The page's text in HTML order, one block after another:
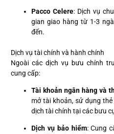
Pacco Celere: Dịch vụ
gian giao hàng từ 1-3
đến.
Dịch vụ tài chính và hành chính
Ngoài các dịch vụ bưu chính
cung cấp:
Tài khoản ngân hàng và
mở tài khoản, sử dụng
dịch tài chính tại các bưu
Dịch vụ bảo hiểm: Cung